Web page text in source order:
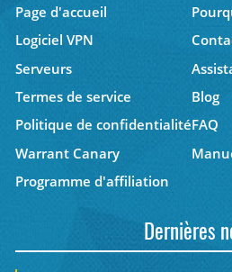
Page d'accueil
Logiciel VPN
Serveurs
Termes de service
Blog
Politique de confidentialitéFAQ
Warrant Canary
Programme d'affiliation
Dernières